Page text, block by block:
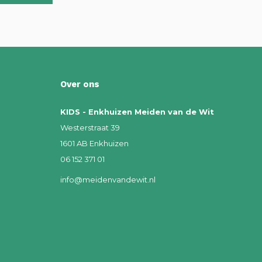
Over ons
KIDS - Enkhuizen Meiden van de Wit
Westerstraat 39
1601 AB Enkhuizen
06 152 371 01
info@meidenvandewit.nl